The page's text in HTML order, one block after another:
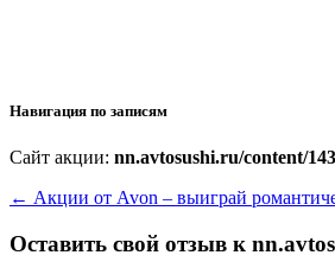
Навигация по записям
Сайт акции: nn.avtosushi.ru/content/
← Акции от Avon – выиграй
Оставить свой отзыв к